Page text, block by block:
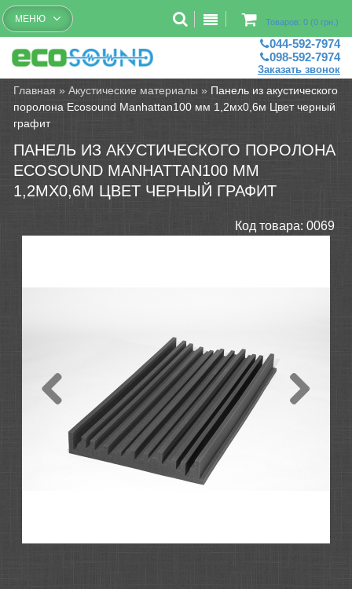
Бесплатный рассчет помещений
Товаров: 0 (0 грн.)
МЕНЮ
044-592-7974
098-592-7974
Заказать звонок
Главная »Акустические материалы » Панель из акустического
поролона Ecosound Manhattan100 мм 1,2мх0,6м Цвет черный
графит
ПАНЕЛЬ ИЗ АКУСТИЧЕСКОГО ПОРОЛОНА
ECOSOUND MANHATTAN100 ММ
1,2МХ0,6М ЦВЕТ ЧЕРНЫЙ ГРАФИТ
Код товара: 0069